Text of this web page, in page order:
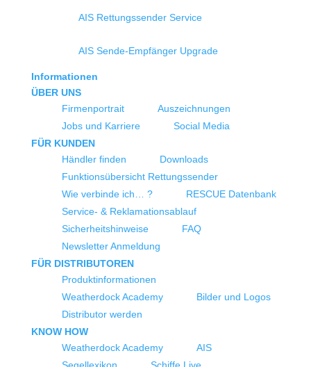
AIS Rettungssender Service
AIS Sende-Empfänger Upgrade
Informationen
ÜBER UNS
Firmenportrait
Auszeichnungen
Jobs und Karriere
Social Media
FÜR KUNDEN
Händler finden
Downloads
Funktionsübersicht Rettungssender
Wie verbinde ich… ?
RESCUE Datenbank
Service- & Reklamationsablauf
Sicherheitshinweise
FAQ
Newsletter Anmeldung
FÜR DISTRIBUTOREN
Produktinformationen
Weatherdock Academy
Bilder und Logos
Distributor werden
KNOW HOW
Weatherdock Academy
AIS
Segellexikon
Schiffe Live